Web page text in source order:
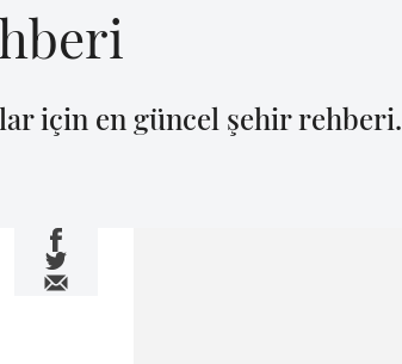
için en güncel şehir rehberi.